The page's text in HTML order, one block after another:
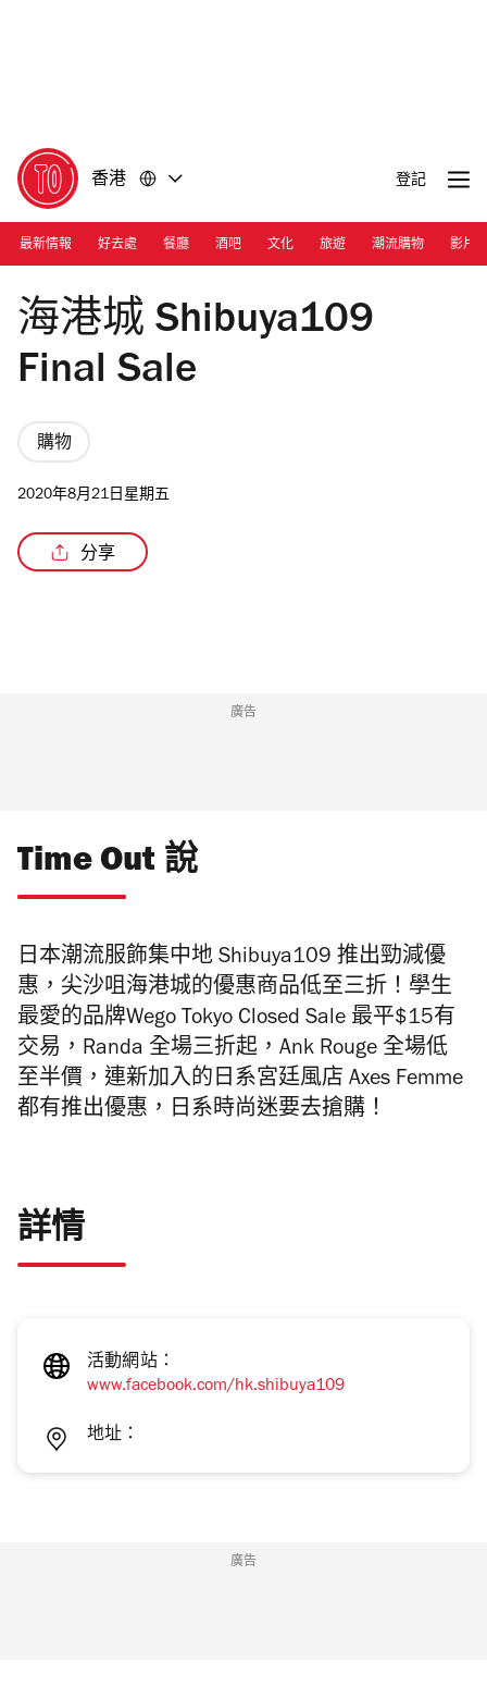
香港 登記
最新情報 好去處 餐廳 酒吧 文化 旅遊 潮流購物 影片
Photograph: Courtesy Shibuya109
海港城 Shibuya109
Final Sale
購物
2020年8月21日星期五
分享
廣告
Time Out 說
日本潮流服飾集中地 Shibuya109 推出勁減優
惠，尖沙咀海港城的優惠商品低至三折！學生
最愛的品牌Wego Tokyo Closed Sale 最平$15有
交易，Randa 全場三折起，Ank Rouge 全場低
至半價，連新加入的日系宮廷風店 Axes Femme
都有推出優惠，日系時尚迷要去搶購！
詳情
活動網站：
www.facebook.com/hk.shibuya109
地址：
廣告